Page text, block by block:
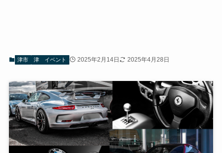
津市 津 イベント 2025年2月14日 2025年4月28日